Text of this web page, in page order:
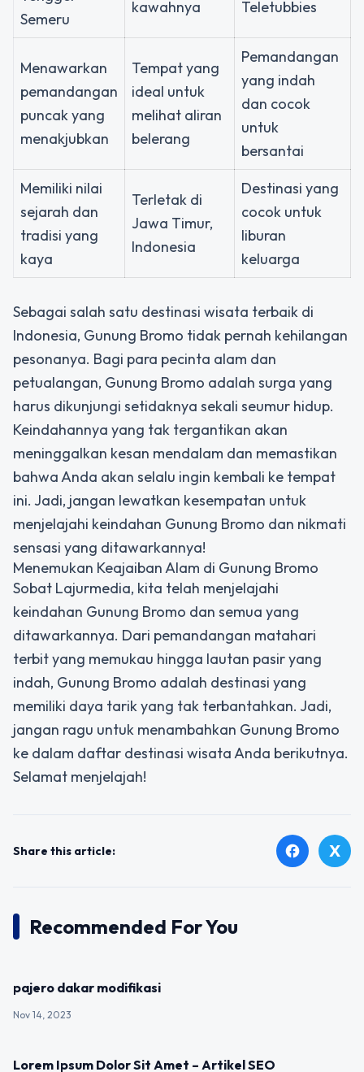
Semeru
kawahnya Teletubbies
Menawarkan
pemandangan
puncak yang
menakjubkan
Tempat yang
ideal untuk
melihat aliran
belerang
Pemandangan
yang indah
dan cocok
untuk
bersantai
Memiliki nilai
sejarah dan
tradisi yang
kaya
Terletak di
Jawa Timur,
Indonesia
Destinasi yang
cocok untuk
liburan
keluarga
Sebagai salah satu destinasi wisata terbaik di
Indonesia, Gunung Bromo tidak pernah kehilangan
pesonanya. Bagi para pecinta alam dan
petualangan, Gunung Bromo adalah surga yang
harus dikunjungi setidaknya sekali seumur hidup.
Keindahannya yang tak tergantikan akan
meninggalkan kesan mendalam dan memastikan
bahwa Anda akan selalu ingin kembali ke tempat
ini. Jadi, jangan lewatkan kesempatan untuk
menjelajahi keindahan Gunung Bromo dan nikmati
sensasi yang ditawarkannya!
Menemukan Keajaiban Alam di Gunung Bromo
Sobat Lajurmedia, kita telah menjelajahi
keindahan Gunung Bromo dan semua yang
ditawarkannya. Dari pemandangan matahari
terbit yang memukau hingga lautan pasir yang
indah, Gunung Bromo adalah destinasi yang
memiliki daya tarik yang tak terbantahkan. Jadi,
jangan ragu untuk menambahkan Gunung Bromo
ke dalam daftar destinasi wisata Anda berikutnya.
Selamat menjelajah!
Share this article: facebook X
Recommended For You
pajero dakar modifikasi
Nov 14, 2023
Lorem Ipsum Dolor Sit Amet – Artikel SEO